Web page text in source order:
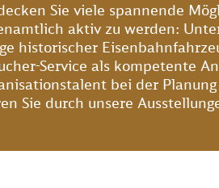
Sie viele spannende
aktiv zu werden:
historischer
Service als kompetente
bei der
Sie durch unsere